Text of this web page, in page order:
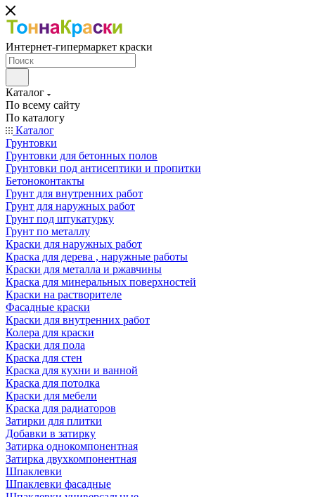
Интернет-гипермаркет краски
Каталог
По всему сайту
По каталогу
Каталог
Грунтовки
Грунтовки для бетонных полов
Грунтовки под антисептики и пропитки
Бетоноконтакты
Грунт для внутренних работ
Грунт для наружных работ
Грунт под штукатурку
Грунт по металлу
Краски для наружных работ
Краска для дерева , наружные работы
Краски для металла и ржавчины
Краска для минеральных поверхностей
Краски на растворителе
Фасадные краски
Краски для внутренних работ
Колера для краски
Краски для пола
Краска для стен
Краска для кухни и ванной
Краска для потолка
Краски для мебели
Краска для радиаторов
Затирки для плитки
Добавки в затирку
Затирка однокомпонентная
Затирка двухкомпонентная
Шпаклевки
Шпаклевки фасадные